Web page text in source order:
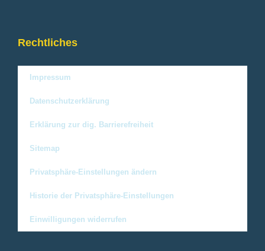
Rechtliches
Impressum
Datenschutzerklärung
Erklärung zur dig. Barrierefreiheit
Sitemap
Privatsphäre-Einstellungen ändern
Historie der Privatsphäre-Einstellungen
Einwilligungen widerrufen